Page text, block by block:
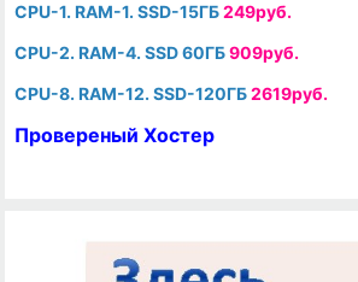
CPU-1. RAM-1. SSD-15ГБ249руб.
CPU-2. RAM-4. SSD 60ГБ909руб.
CPU-8. RAM-12. SSD-120ГБ2619руб.
Провереный Хостер